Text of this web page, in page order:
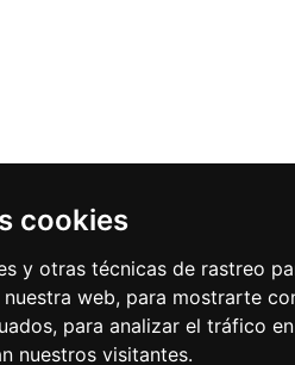
cookies
y otras técnicas de rastreo
nuestra web, para mostrarte
para analizar el tráfico
nuestros visitantes.